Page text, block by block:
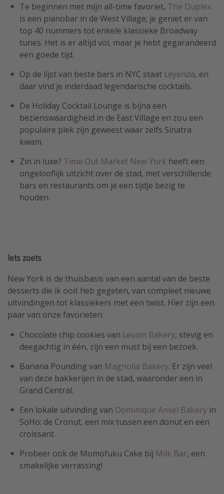
Te beginnen met mijn all-time favoriet, The Duplex
is een pianobar in de West Village; je geniet er van
top 40 nummers tot enkele klassieke Broadway
tunes. Het is er altijd vol, maar je hebt gegarandeerd
een goede tijd.
Op de lijst van beste bars in NYC staat Leyenda, en
daar vind je inderdaad legendarische cocktails.
De Holiday Cocktail Lounge is bijna een
bezienswaardigheid in de East Village en zou een
populaire plek zijn geweest waar zelfs Sinatra
kwam.
Zin in luxe? Time Out Market New York heeft een
ongelooflijk uitzicht over de stad, met verschillende
bars en restaurants om je een tijdje bezig te
houden.
Iets zoets
New York is de thuisbasis van een aantal van de beste
desserts die ik ooit heb gegeten, van compleet nieuwe
uitvindingen tot klassiekers met een twist. Hier zijn een
paar van onze favorieten:
Chocolate chip cookies van Levain Bakery, stevig en
deegachtig in één, zijn een must bij een bezoek.
Banana Pounding van Magnolia Bakery. Er zijn veel
van deze bakkerijen in de stad, waaronder een in
Grand Central.
Een lokale uitvinding van Dominique Ansel Bakery in
SoHo: de Cronut, een mix tussen een donut en een
croissant.
Probeer ook de Momofuku Cake bij Milk Bar, een
smakelijke verrassing!